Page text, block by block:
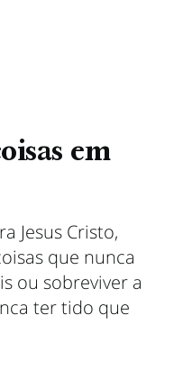
em
Jesus Cristo,
que nunca
ou sobreviver a
ter tido que